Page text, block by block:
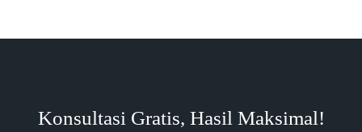
Konsultasi Gratis, Hasil Maksimal!